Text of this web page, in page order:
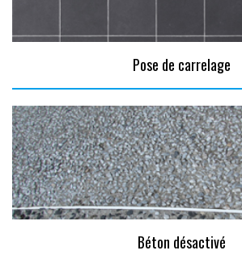
Pose de carrelage
Béton désactivé